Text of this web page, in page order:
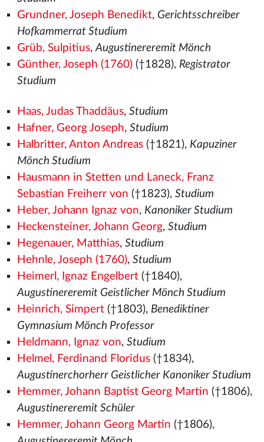
Grundner, Joseph Benedikt, Gerichtsschreiber
Hofkammerrat Studium
Grüb, Sulpitius,Augustinereremit Mönch
Günther, Joseph (1760)(†1828), Registrator
Studium
Haas, Judas Thaddäus, Studium
Hafner, Georg Joseph, Studium
Halbritter, Anton Andreas(†1821), Kapuziner
Mönch Studium
Hausmann in Stetten und Laneck, Franz
Sebastian Freiherr von (†1823), Studium
Heber, Johann Ignaz von, Kanoniker Studium
Heckensteiner, Johann Georg, Studium
Hegenauer, Matthias, Studium
Hehnle, Joseph (1760), Studium
Heimerl, Ignaz Engelbert(†1840),
Augustinereremit Geistlicher Mönch Studium
Heinrich, Simpert(†1803), Benediktiner
Gymnasium Mönch Professor
Heldmann, Ignaz von, Studium
Helmel, Ferdinand Floridus(†1834),
Augustinerchorherr Geistlicher Kanoniker Studium
Hemmer, Johann Baptist Georg Martin (†1806),
Augustinereremit Schüler
Hemmer, Johann Georg Martin (†1806),